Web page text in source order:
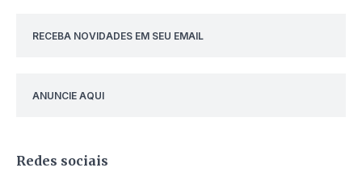
RECEBA NOVIDADES EM SEU EMAIL
ANUNCIE AQUI
Redes sociais